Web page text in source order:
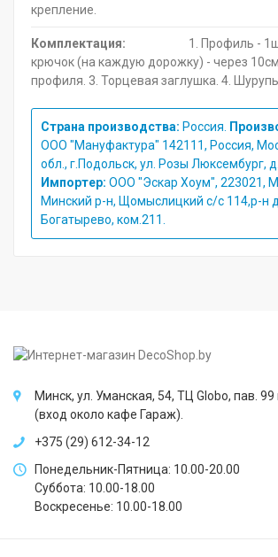
крепление.
Комплектация:
1. Профиль -
крючок (на каждую дорожку) - через
профиля. 3. Торцевая заглушка. 4.
Страна производства: Россия.
ООО "Мануфактура" 142111, Россия,
обл., г.Подольск, ул. Розы Люксембург,
Импортер: ООО "Эскар Хоум", 223021,
Минский р-н, Щомыслицкий с/с 114,р-н
Богатырево, ком.211.
Минск, ул. Уманская, 54, ТЦ Globo, пав.
(вход около кафе Гараж).
+375 (29) 612-34-12
Понедельник-Пятница: 10.00-20.00
Суббота: 10.00-18.00
Воскресенье: 10.00-18.00